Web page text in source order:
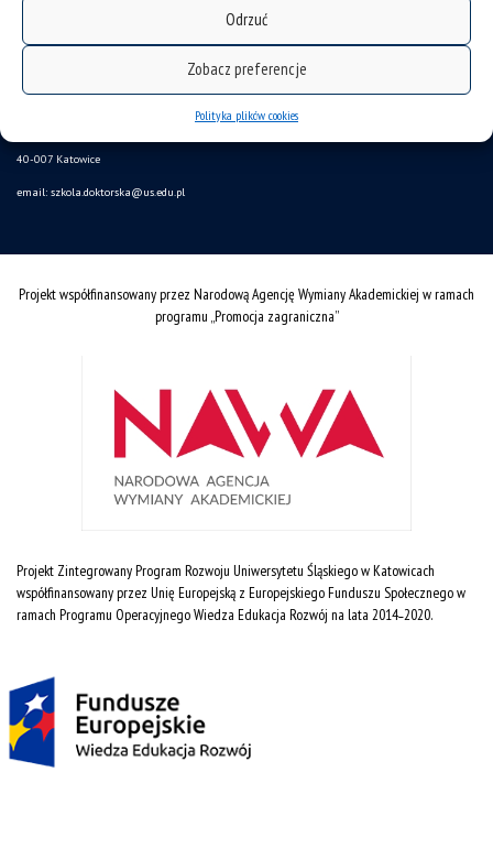
Odrzuć
Zobacz preferencje
Polityka plików cookies
mapa strony
Szkoła Doktorska
40-007 Katowice
email: szkola.doktorska@us.edu.pl
Projekt współfinansowany przez Narodową Agencję Wymiany Akademickiej w ramach
programu „Promocja zagraniczna”
Projekt Zintegrowany Program Rozwoju Uniwersytetu Śląskiego w Katowicach
współfinansowany przez Unię Europejską z Europejskiego Funduszu Społecznego w
ramach Programu Operacyjnego Wiedza Edukacja Rozwój na lata 2014˗2020.